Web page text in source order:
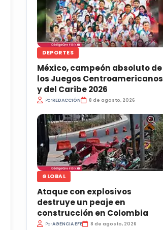
DEPORTES
México, campeón absoluto de
los Juegos Centroamericanos
y del Caribe 2026
PorREDACCIÓN 8 de agosto, 2026
GLOBAL
Ataque con explosivos
destruye un peaje en
construcción en Colombia
PorAGENCIA EFE 8 de agosto, 2026